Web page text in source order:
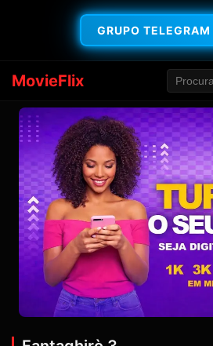
GRUPO TELEGRAM
MovieFlix